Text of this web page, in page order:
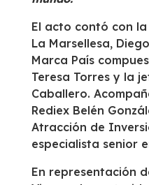
El acto contó con la
La Marsellesa,
Marca País
Teresa Torres y la
Caballero.
Rediex Belén
Atracción de
especialista senior
En representación